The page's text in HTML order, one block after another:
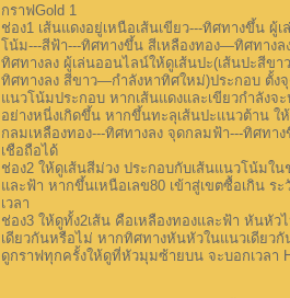
กราฟGold 1
ช่อง1 เส้นแดงอยู่เหนือเส้นเขียว---ทิศทางขึ้น
โน้ม---สีฟ้า---ทิศทางขึ้น สีเหลืองทอง—ทิศทางล
ทิศทางลง ผู้เล่นออนไลน์ให้ดูเส้นปะ(เส้นปะสีข
ทิศทางลง สีขาว—กำลังหาทิศใหม่)ประกอบ ตั้ง
แนวโน้มประกอบ หากเส้นแดงและเขียวกำลัง
อย่างหนี่งเกิดขึ้น หากขึ้นทะลุเส้นปะแนวต้าน
กลมเหลืองทอง---ทิศทางลง จุดกลมฟ้า---ทิศท
เชือถือได้
ช่อง2 ให้ดูเส้นสีม่วง ประกอบกับเส้นแนวโน้มใ
และฟ้า หากขึ้นเหนือเลข80 เข้าสู่เขตซื้อเกิน ร
เวลา
ช่อง3 ให้ดูทั้ง2เส้น คือเหลืองทองและฟ้า หันหั
เดียวกันหรือไม่ หากทิศทางหันหัวในแนวเดียว
ดูกราฟทุกครั้งให้ดูที่หัวมุมซ้ายบน จะบอกเวลา